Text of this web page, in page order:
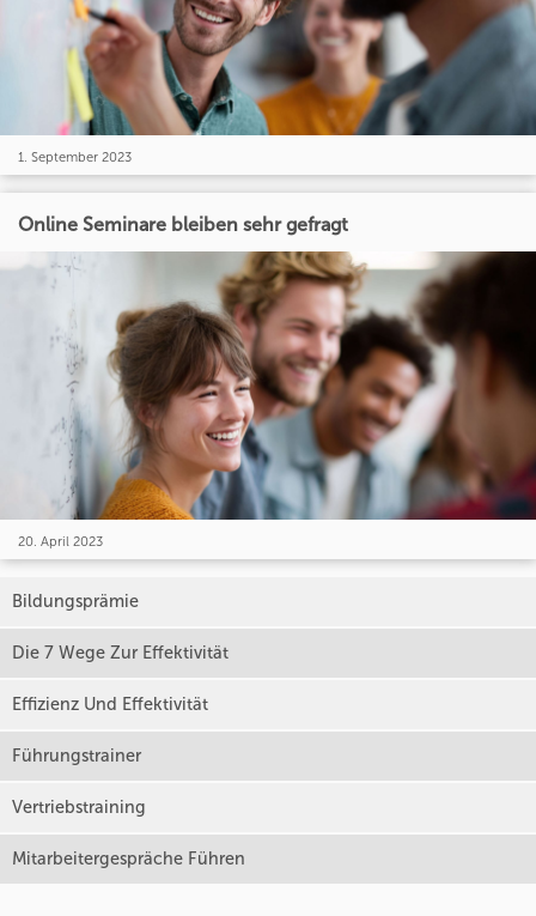
1. September 2023
Online Seminare bleiben sehr gefragt
20. April 2023
Bildungsprämie
Die 7 Wege Zur Effektivität
Effizienz Und Effektivität
Führungstrainer
Vertriebstraining
Mitarbeitergespräche Führen